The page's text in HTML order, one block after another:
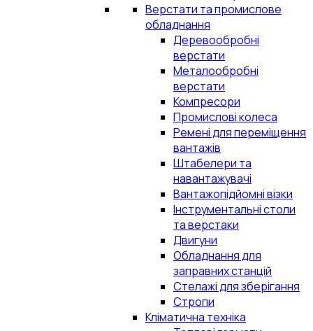
Верстати та промислове
обладнання
Деревообробні
верстати
Металообробні
верстати
Компресори
Промислові колеса
Ремені для переміщення
вантажів
Штабелери та
навантажувачі
Вантажопідйомні візки
Інструментальні столи
та верстаки
Двигуни
Обладнання для
заправних станцій
Стелажі для зберігання
Стропи
Кліматична техніка